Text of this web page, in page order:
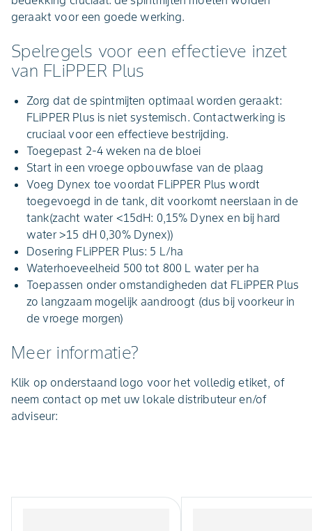
geraakt voor een goede werking.
Spelregels voor een effectieve inzet
van FLiPPER Plus
Zorg dat de spintmijten optimaal worden geraakt:
FLiPPER Plus is niet systemisch. Contactwerking is
cruciaal voor een effectieve bestrijding.
Toegepast 2-4 weken na de bloei
Start in een vroege opbouwfase van de plaag
Voeg Dynex toe voordat FLiPPER Plus wordt
toegevoegd in de tank, dit voorkomt neerslaan in de
tank(zacht water <15dH: 0,15% Dynex en bij hard
water >15 dH 0,30% Dynex))
Dosering FLiPPER Plus: 5 L/ha
Waterhoeveelheid 500 tot 800 L water per ha
Toepassen onder omstandigheden dat FLiPPER Plus
zo langzaam mogelijk aandroogt (dus bij voorkeur in
de vroege morgen)
Meer informatie?
Klik op onderstaand logo voor het volledig etiket, of
neem contact op met uw lokale distributeur en/of
adviseur: